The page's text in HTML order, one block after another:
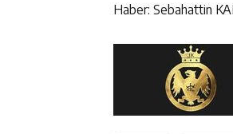
Haber: Sebahattin